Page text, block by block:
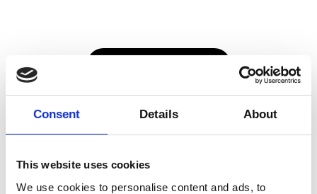
Consent Details About
This website uses cookies
We use cookies to personalise content and ads, to
Årskort +1
glæden ved dansen.